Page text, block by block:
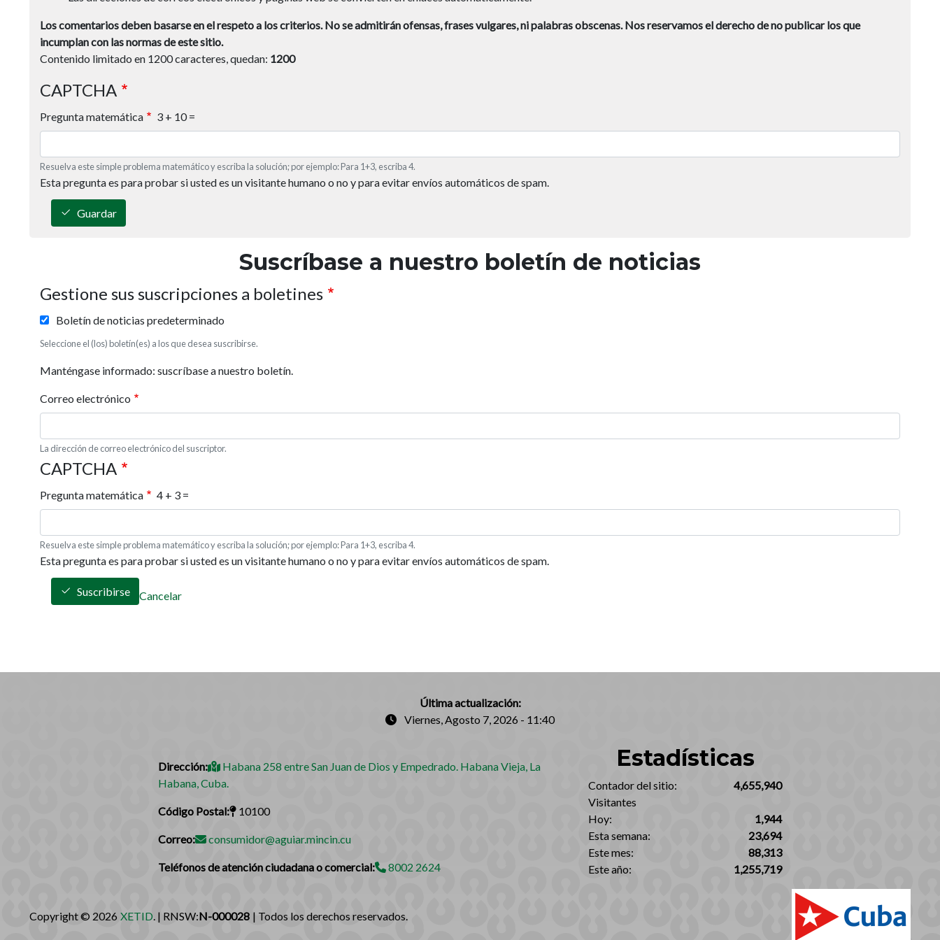
Los comentarios deben basarse en el respeto a los criterios. No se admitirán ofensas, frases vulgares, ni palabras obscenas. Nos reservamos el derecho de no publicar los que
incumplan con las normas de este sitio.
Contenido limitado en 1200 caracteres, quedan: 1200
CAPTCHA
Pregunta matemática 3 + 10 =
Resuelva este simple problema matemático y escriba la solución; por ejemplo: Para 1+3, escriba 4.
Esta pregunta es para probar si usted es un visitante humano o no y para evitar envíos automáticos de spam.
Guardar
Suscríbase a nuestro boletín de noticias
Gestione sus suscripciones a boletines
Boletín de noticias predeterminado
Seleccione el (los) boletín(es) a los que desea suscribirse.
Manténgase informado: suscríbase a nuestro boletín.
Correo electrónico
La dirección de correo electrónico del suscriptor.
CAPTCHA
Pregunta matemática 4 + 3 =
Resuelva este simple problema matemático y escriba la solución; por ejemplo: Para 1+3, escriba 4.
Esta pregunta es para probar si usted es un visitante humano o no y para evitar envíos automáticos de spam.
Suscribirse Cancelar
Última actualización:
Viernes, Agosto 7, 2026 - 11:40
Dirección:
Habana 258 entre San Juan de Dios y Empedrado. Habana Vieja, La
Habana, Cuba.
Código Postal: 10100
Correo: consumidor@aguiar.mincin.cu
Teléfonos de atención ciudadana o comercial: 8002 2624
Estadísticas
‎Contador del sitio:‎
4,655,940
Visitantes
Hoy:
1,944
Esta semana:
23,694
Este mes:
88,313
Este año:
1,255,719
Copyright © 2026 XETID. | RNSW:N-000028 | Todos los derechos reservados.‎